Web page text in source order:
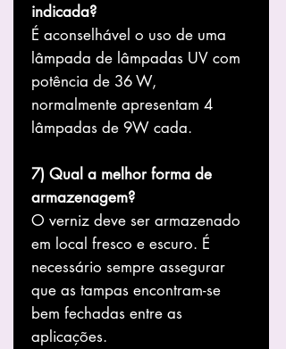
indicada?
É aconselhável o uso de uma
lâmpada de lâmpadas UV com
potência de 36 W,
normalmente apresentam 4
lâmpadas de 9W cada.
7) Qual a melhor forma de
armazenagem?
O verniz deve ser armazenado
em local fresco e escuro. É
necessário sempre assegurar
que as tampas encontram-se
bem fechadas entre as
aplicações.